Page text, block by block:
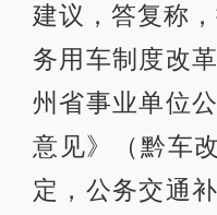
建议，答复称
务用车制度改
州省事业单位
意见》（黔车
定，公务交通